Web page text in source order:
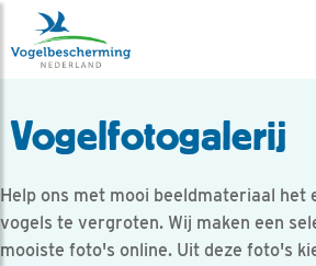
Vogelfotogalerij
Help ons met mooi beeldmateriaal het
vogels te vergroten. Wij maken een
mooiste foto's online. Uit deze foto's